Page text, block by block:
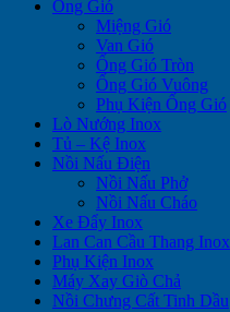
Ống Gió
Miệng Gió
Van Gió
Ống Gió Tròn
Ống Gió Vuông
Phụ Kiện Ống Gió
Lò Nướng Inox
Tủ – Kệ Inox
Nồi Nấu Điện
Nồi Nấu Phở
Nồi Nấu Cháo
Xe Đẩy Inox
Lan Can Cầu Thang Inox
Phụ Kiện Inox
Máy Xay Giò Chả
Nồi Chưng Cất Tinh Dầu